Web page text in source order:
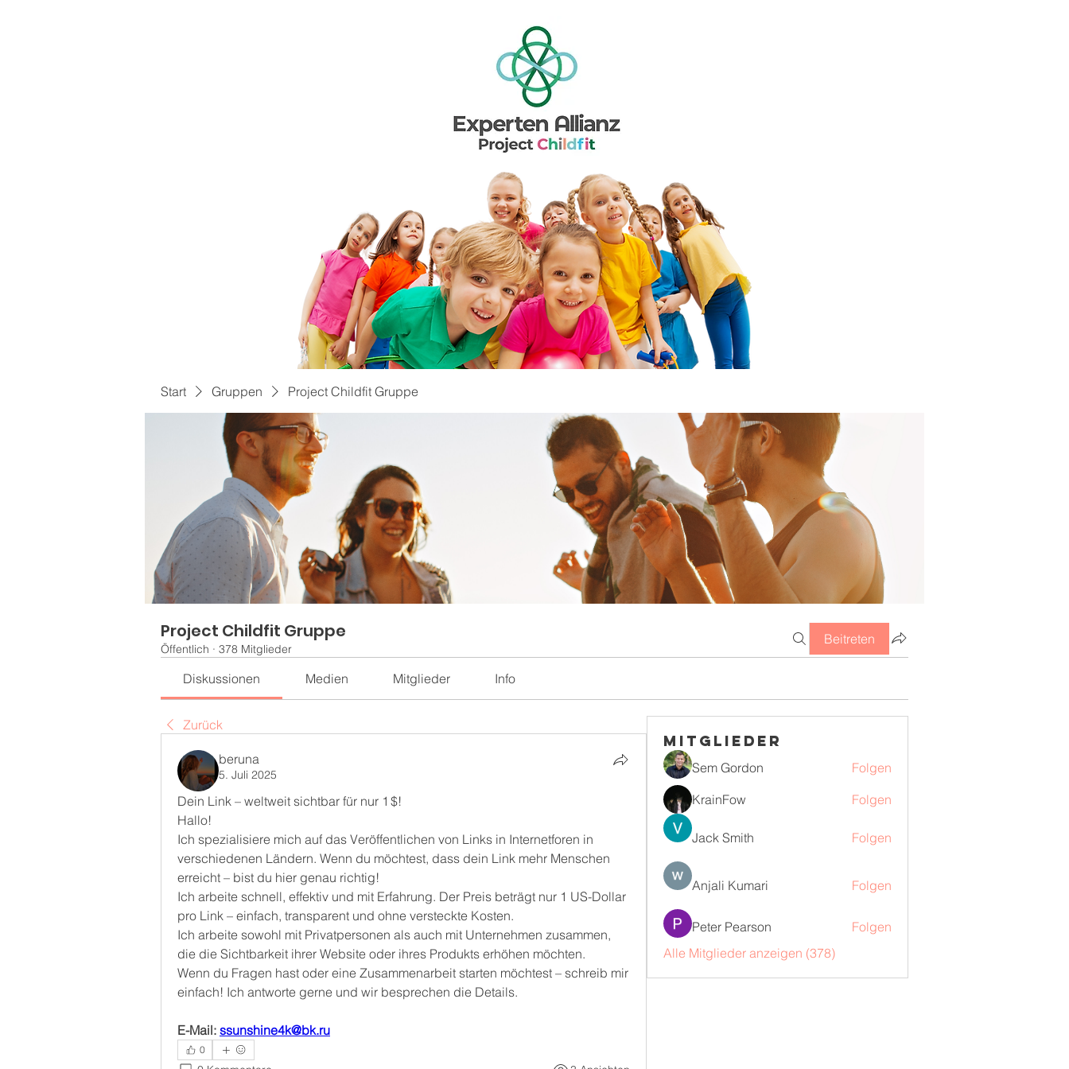
Start Gruppen Project Childfit Gruppe
Project Childfit Gruppe
Öffentlich · 378 Mitglieder
Beitreten
Diskussionen Medien Mitglieder Info
Zurück
beruna
5. Juli 2025
Dein Link – weltweit sichtbar für nur 1 $!
Hallo!
Ich spezialisiere mich auf das Veröffentlichen von Links in Internetforen in
verschiedenen Ländern. Wenn du möchtest, dass dein Link mehr Menschen
erreicht – bist du hier genau richtig!
Ich arbeite schnell, effektiv und mit Erfahrung. Der Preis beträgt nur 1 US-Dollar
pro Link – einfach, transparent und ohne versteckte Kosten.
Ich arbeite sowohl mit Privatpersonen als auch mit Unternehmen zusammen,
die die Sichtbarkeit ihrer Website oder ihres Produkts erhöhen möchten.
Wenn du Fragen hast oder eine Zusammenarbeit starten möchtest – schreib mir
einfach! Ich antworte gerne und wir besprechen die Details.
E-Mail: ssunshine4k@bk.ru
0
Mitglieder
Sem Gordon
Folgen
KrainFow
Folgen
Jack Smith Folgen
Anjali Kumari Folgen
Peter Pearson
Folgen
Alle Mitglieder anzeigen (378)